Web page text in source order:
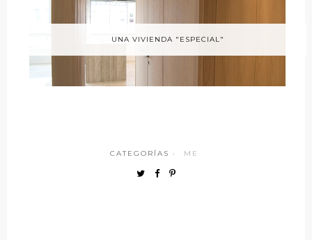
UNA VIVIENDA "ESPECIAL"
CATEGORÍAS · ME